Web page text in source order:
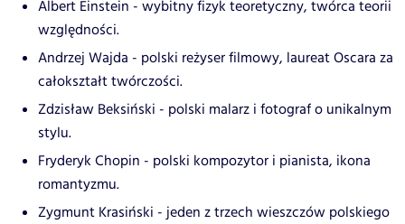
Albert Einstein - wybitny fizyk teoretyczny, twórca teorii
względności.
Andrzej Wajda - polski reżyser filmowy, laureat Oscara za
całokształt twórczości.
Zdzisław Beksiński - polski malarz i fotograf o unikalnym
stylu.
Fryderyk Chopin - polski kompozytor i pianista, ikona
romantyzmu.
Zygmunt Krasiński - jeden z trzech wieszczów polskiego